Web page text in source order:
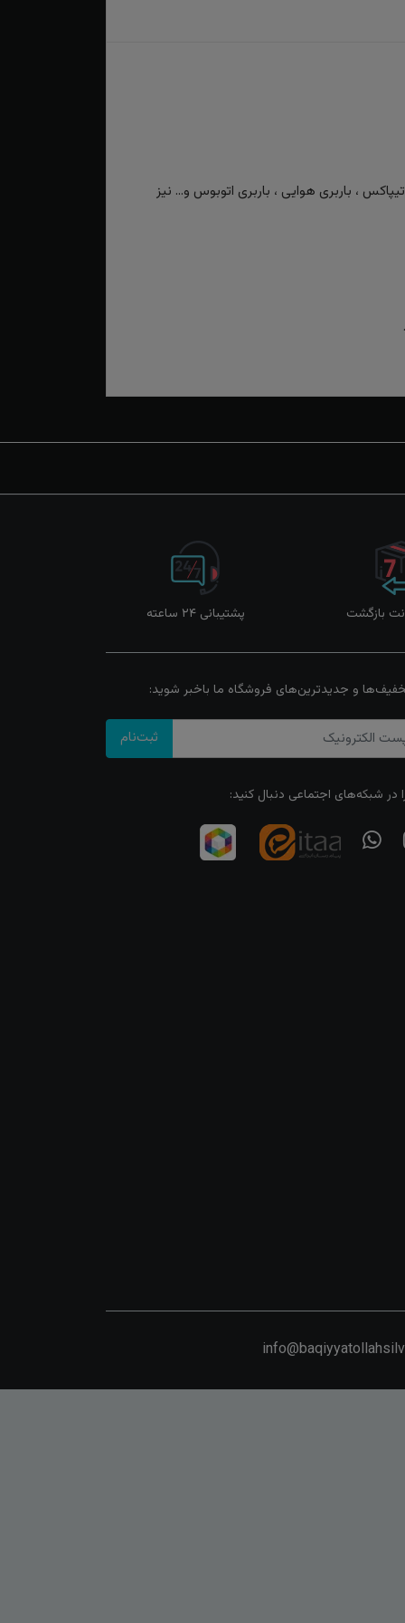
، باربری هوایی ، باربری اتوبوس و... نیز
پشتیبانی ۲۴ ساعته
و جدیدترین‌های فروشگاه ما باخبر شوید:
ثبت‌نام
در شبکه‌های اجتماعی دنبال کنید: